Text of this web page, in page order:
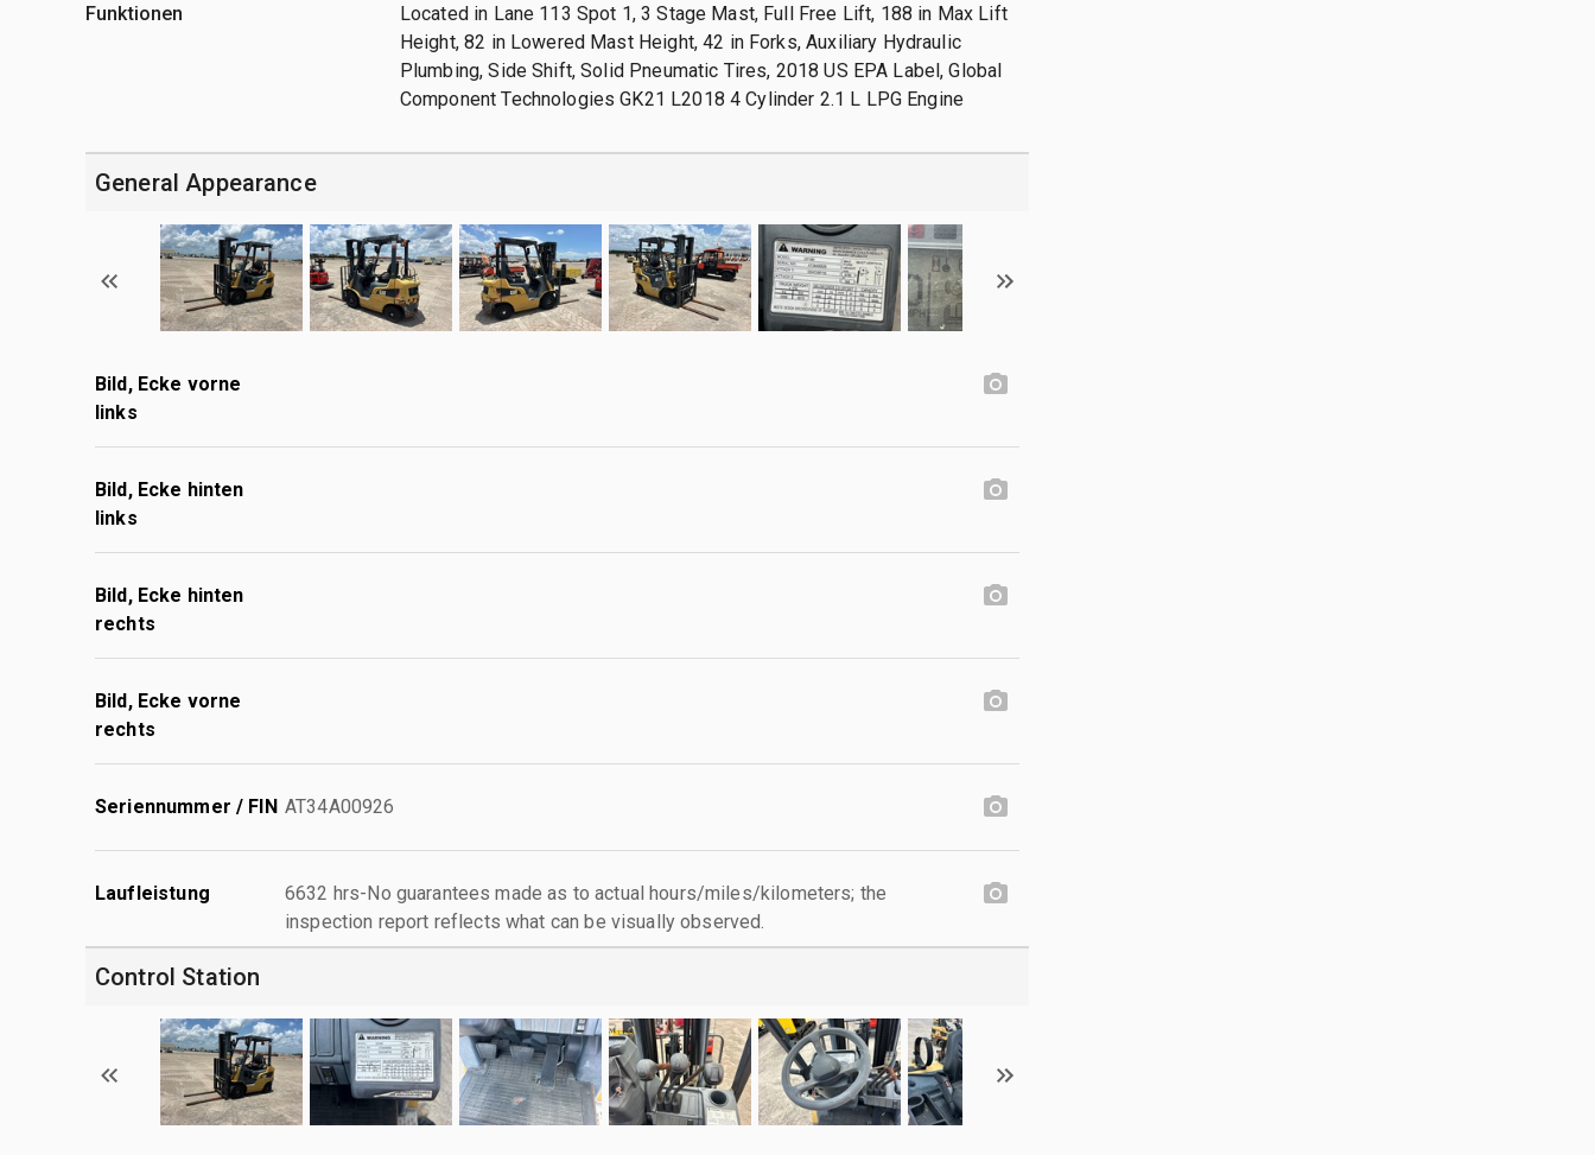
Funktionen
Located in Lane 113 Spot 1, 3 Stage Mast, Full Free Lift, 188 in Max Lift
Height, 82 in Lowered Mast Height, 42 in Forks, Auxiliary Hydraulic
Plumbing, Side Shift, Solid Pneumatic Tires, 2018 US EPA Label, Global
Component Technologies GK21 L2018 4 Cylinder 2.1 L LPG Engine
General Appearance
Bild, Ecke vorne
links
Bild, Ecke hinten
links
Bild, Ecke hinten
rechts
Bild, Ecke vorne
rechts
Seriennummer / FIN AT34A00926
Laufleistung
6632 hrs-No guarantees made as to actual hours/miles/kilometers; the
inspection report reflects what can be visually observed.
Control Station